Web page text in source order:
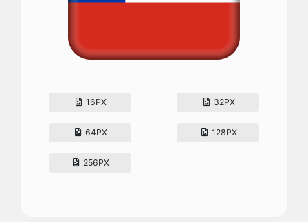
16PX 32PX
64PX 128PX
256PX